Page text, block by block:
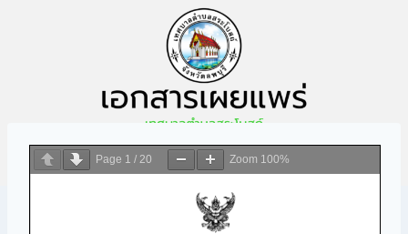
Page 1 / 20 Zoom 100%